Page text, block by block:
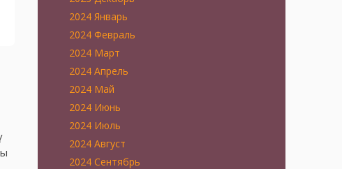
2024 Январь
2024 Февраль
2024 Март
2024 Апрель
2024 Май
2024 Июнь
2024 Июль
2024 Август
2024 Сентябрь